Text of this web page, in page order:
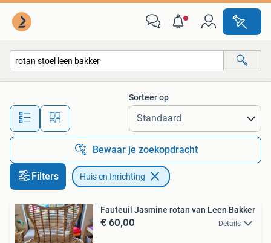
Alle afstanden…
Sorteer op
Bewaar je zoekopdracht
Filters Huis en Inrichting
Fauteuil Jasmine rotan van Leen Bakker
€ 60,00 Details